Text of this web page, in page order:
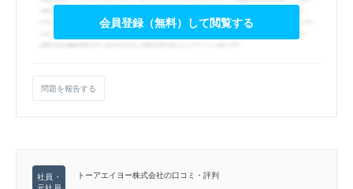
会員登録（無料）して閲覧する
問題を報告する
トーアエイヨー株式会社の口コミ・評判